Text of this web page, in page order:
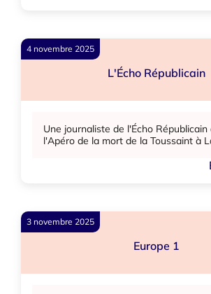
4 novembre 2025
L'Écho Républicain
Une journaliste de l'Écho
l'Apéro de la mort de la Toussaint à
3 novembre 2025
Europe 1